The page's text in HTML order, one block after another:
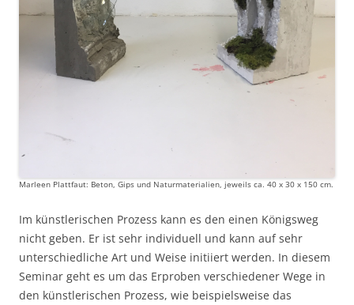
Marleen Plattfaut: Beton, Gips und Naturmaterialien, jeweils ca. 40 x 30 x 150 cm.
Im künstlerischen Prozess kann es den einen Königsweg
nicht geben. Er ist sehr individuell und kann auf sehr
unterschiedliche Art und Weise initiiert werden. In diesem
Seminar geht es um das Erproben verschiedener Wege in
den künstlerischen Prozess, wie beispielsweise das